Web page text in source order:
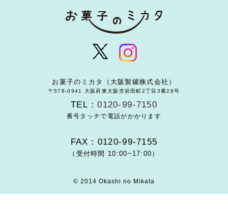
お菓子のミカタ（大阪製罐株式会社）
〒578-0941 大阪府東大阪市岩田町2丁目3番28号
TEL：0120-99-7150
番号タッチで電話がかかります
FAX：0120-99-7155
（受付時間 10:00~17:00）
© 2014 Okashi no Mikata